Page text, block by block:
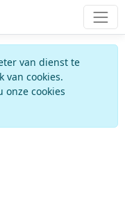
van dienst te
van cookies.
onze cookies